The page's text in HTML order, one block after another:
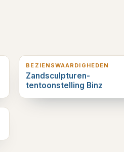
BEZIENSWAARDIGHEDEN
Zandsculpturen-
tentoonstelling Binz